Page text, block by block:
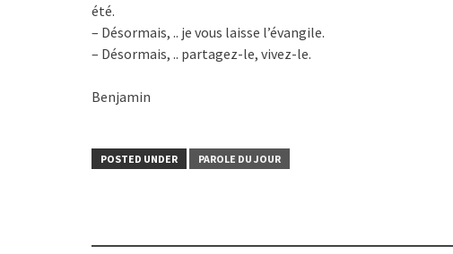
été.
– Désormais, .. je vous laisse l’évangile.
– Désormais, .. partagez-le, vivez-le.
Benjamin
POSTED UNDER PAROLE DU JOUR